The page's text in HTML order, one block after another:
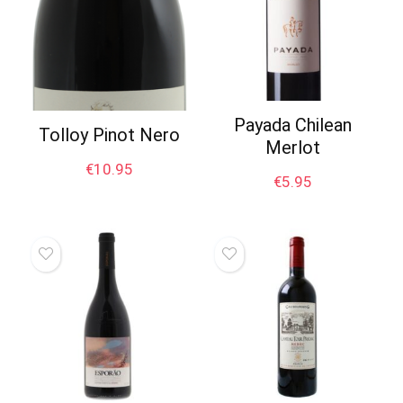
Tolloy Pinot Nero
€10.95
Payada Chilean
Merlot
€5.95